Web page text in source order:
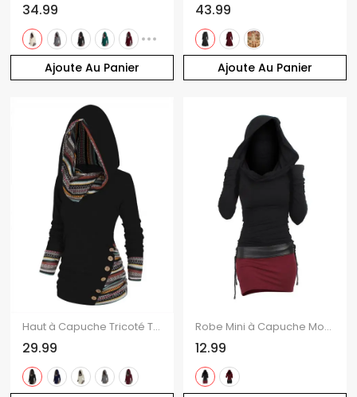
Ajoute Au Panier
34.99
Ajoute Au Panier
43.99
Haut à Capuche Tricoté Tribal Géométrique Panneau Rayé à Manches Longues
29.99
Robe Mini à Capuche Moulante Ceinturée Bicolore
12.99